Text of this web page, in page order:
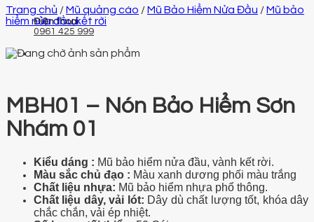
Điện thoại
0961 425 999
Trang chủ /Mũ quảng cáo /Mũ Bảo Hiểm Nửa Đầu /Mũ bảo
hiểm nửa đầu kết rời
MBH01 – Nón Bảo Hiểm Sơn
Nhám 01
Kiểu dáng : Mũ bảo hiểm nửa đầu, vành kết rời.
Màu sắc chủ đạo : Màu xanh dương phối màu trắng
Chất liệu nhựa: Mũ bảo hiểm nhựa phổ thông.
Chất liệu dây, vải lót: Dây dù chất lượng tốt, khóa dây
chắc chắn, vải ép nhiệt.